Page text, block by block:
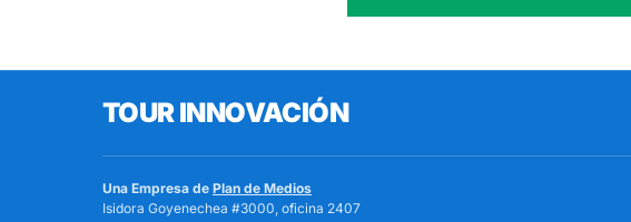
TOUR INNOVACIÓN
Una Empresa de Plan de Medios
Isidora Goyenechea #3000, oficina 2407